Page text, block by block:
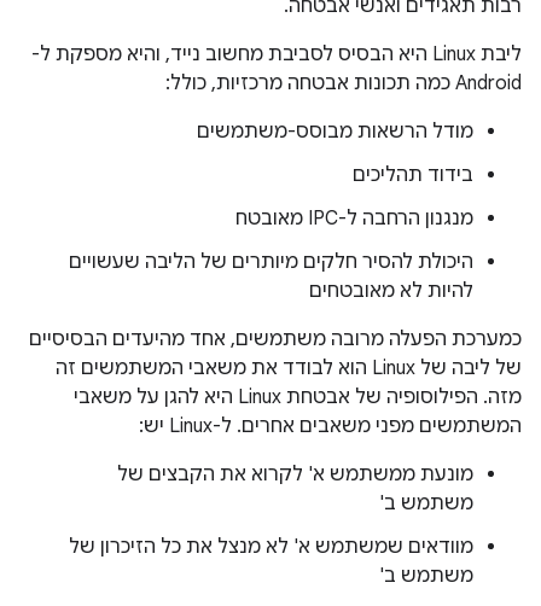
רבות תאגידים ואנשי אבטחה.
ליבת Linux היא הבסיס לסביבת מחשוב נייד, והיא מספקת ל-
Android כמה תכונות אבטחה מרכזיות, כולל:
מודל הרשאות מבוסס-משתמשים
בידוד תהליכים
מנגנון הרחבה ל-IPC מאובטח
היכולת להסיר חלקים מיותרים של הליבה שעשויים
להיות לא מאובטחים
כמערכת הפעלה מרובה משתמשים, אחד מהיעדים הבסיסיים
של ליבה של Linux הוא לבודד את משאבי המשתמשים זה
מזה. הפילוסופיה של אבטחת Linux היא להגן על משאבי
המשתמשים מפני משאבים אחרים. ל-Linux יש:
מונעת ממשתמש א' לקרוא את הקבצים של
משתמש ב'
מוודאים שמשתמש א' לא מנצל את כל הזיכרון של
משתמש ב'